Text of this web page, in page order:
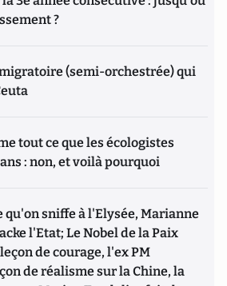
?
(semi-orchestrée) qui
tout ce que les écologistes
: non, et voilà pourquoi
qu'on sniffe à l'Elysée, Marianne
l'Etat; Le Nobel de la Paix
de courage, l'ex PM
de réalisme sur la Chine, la